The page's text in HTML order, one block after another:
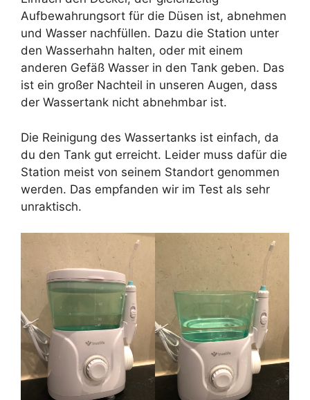
Aufbewahrungsort für die Düsen ist, abnehmen
und Wasser nachfüllen. Dazu die Station unter
den Wasserhahn halten, oder mit einem
anderen Gefäß Wasser in den Tank geben. Das
ist ein großer Nachteil in unseren Augen, dass
der Wassertank nicht abnehmbar ist.
Die Reinigung des Wassertanks ist einfach, da
du den Tank gut erreicht. Leider muss dafür die
Station meist von seinem Standort genommen
werden. Das empfanden wir im Test als sehr
unraktisch.